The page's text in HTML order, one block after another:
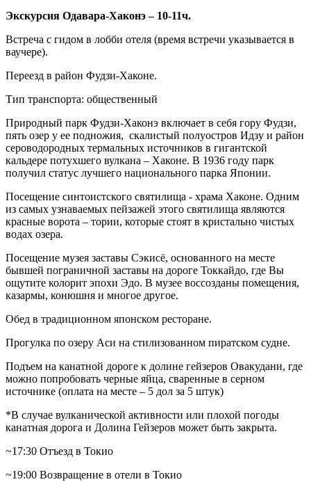
Экскурсия Одавара-Хаконэ – 10-11ч.
Встреча с гидом в лобби отеля (время встречи указывается в
ваучере).
Переезд в район Фудзи-Хаконе.
Тип транспорта: общественный
Природный парк Фудзи-Хаконэ включает в себя гору Фудзи,
пять озер у ее подножия, скалистый полуостров Идзу и район
сероводородных термальных источников в гигантской
кальдере потухшего вулкана – Хаконе. В 1936 году парк
получил статус лучшего национального парка Японии.
Посещение синтоистского святилища - храма Хаконе. Одним
из самых узнаваемых пейзажей этого святилища являются
красные ворота – тории, которые стоят в кристально чистых
водах озера.
Посещение музея заставы Сэкисё, основанного на месте
бывшей пограничной заставы на дороге Токкайдо, где Вы
ощутите колорит эпохи Эдо. В музее воссозданы помещения,
казармы, конюшня и многое другое.
Обед в традиционном японском ресторане.
Прогулка по озеру Аси на стилизованном пиратском судне.
Подъем на канатной дороге к долине гейзеров Овакудани, где
можно попробовать черные яйца, сваренные в серном
источнике (оплата на месте – 5 дол за 5 штук)
*В случае вулканической активности или плохой погоды
канатная дорога и Долина Гейзеров может быть закрыта.
~17:30 Отъезд в Токио
~19:00 Возвращение в отели в Токио